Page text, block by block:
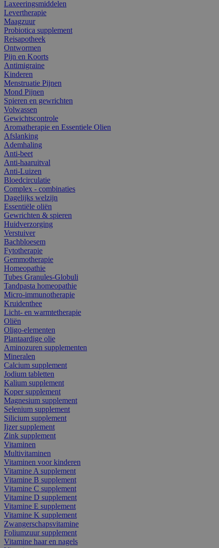
Laxeeringsmiddelen
Levertherapie
Maagzuur
Probiotica supplement
Reisapotheek
Ontwormen
Pijn en Koorts
Antimigraine
Kinderen
Menstruatie Pijnen
Mond Pijnen
Spieren en gewrichten
Volwassen
Gewichtscontrole
Aromatherapie en Essentiele Olien
Afslanking
Ademhaling
Anti-beet
Anti-haaruitval
Anti-Luizen
Bloedcirculatie
Complex - combinaties
Dagelijks welzijn
Essentiële oliën
Gewrichten & spieren
Huidverzorging
Verstuiver
Bachbloesem
Fytotherapie
Gemmotherapie
Homeopathie
Tubes Granules-Globuli
Tandpasta homeopathie
Micro-immunotherapie
Kruidenthee
Licht- en warmtetherapie
Oliën
Oligo-elementen
Plantaardige olie
Aminozuren supplementen
Mineralen
Calcium supplement
Jodium tabletten
Kalium supplement
Koper supplement
Magnesium supplement
Selenium supplement
Silicium supplement
Ijzer supplement
Zink supplement
Vitaminen
Multivitaminen
Vitaminen voor kinderen
Vitamine A supplement
Vitamine B supplement
Vitamine C supplement
Vitamine D supplement
Vitamine E supplement
Vitamine K supplement
Zwangerschapsvitamine
Foliumzuur supplement
Vitamine haar en nagels